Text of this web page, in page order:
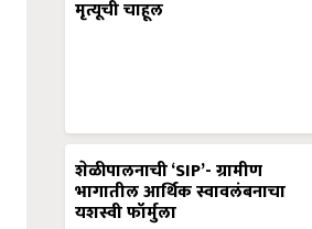
मृत्यूची चाहूल
शेळीपालनाची ‘SIP’- ग्रामीण
भागातील आर्थिक स्वावलंबनाचा
यशस्वी फॉर्मुला